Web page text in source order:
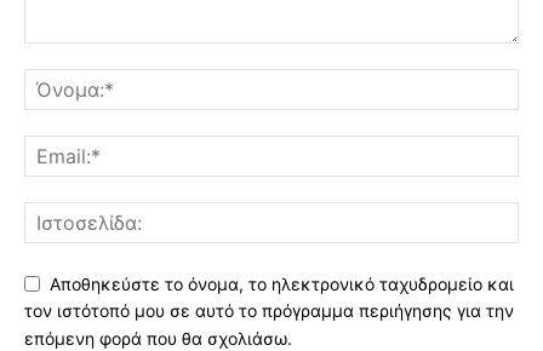
Αποθηκεύστε το όνομα, το ηλεκτρονικό ταχυδρομείο και
τον ιστότοπό μου σε αυτό το πρόγραμμα περιήγησης για την
επόμενη φορά που θα σχολιάσω.